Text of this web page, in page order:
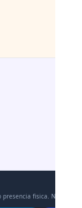
fisica. No